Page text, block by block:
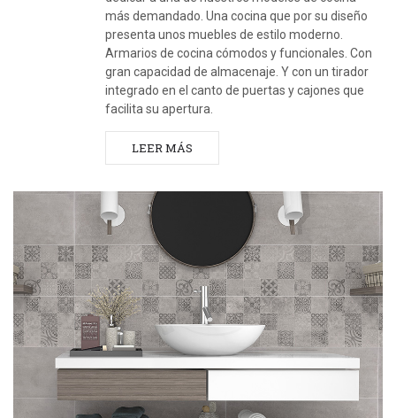
más demandado. Una cocina que por su diseño
presenta unos muebles de estilo moderno.
Armarios de cocina cómodos y funcionales. Con
gran capacidad de almacenaje. Y con un tirador
integrado en el canto de puertas y cajones que
facilita su apertura.
LEER MÁS